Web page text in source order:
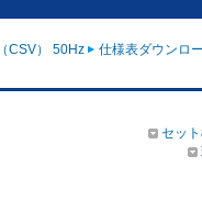
CSV） 50Hz 仕様表ダウンロ
セッ